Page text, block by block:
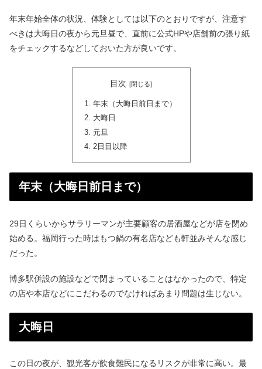
年末年始全体の状況、体験としては以下のとおりですが、注意す
べきは大晦日の夜から元旦昼で、直前に公式HPや店舗前の張り紙
をチェックするなどしておいた方が良いです。
目次
年末（大晦日前日まで）
大晦日
元旦
2日目以降
年末（大晦日前日まで）
29日くらいからサラリーマンが主要顧客の居酒屋などが店を閉め
始める。福岡行った時はもつ鍋の有名店なども軒並みそんな感じ
だった。
博多駅併設の施設などで閉まっていることはなかったので、特定
の店や本店などにこだわるのでなければあまり問題は生じない。
大晦日
この日の夜が、観光客が飲食難民になるリスクが非常に高い。最